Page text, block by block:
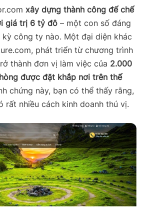
xây dựng thành công đế chế
giá trị 6 tỷ đô – một con số đáng
công ty nào. Một đại diện khác
phát triển từ chương trình
thành đơn vị làm việc của 2.000
được đặt khắp nơi trên thế
chứng này, bạn có thể thấy rằng,
rất nhiều cách kinh doanh thú vị.